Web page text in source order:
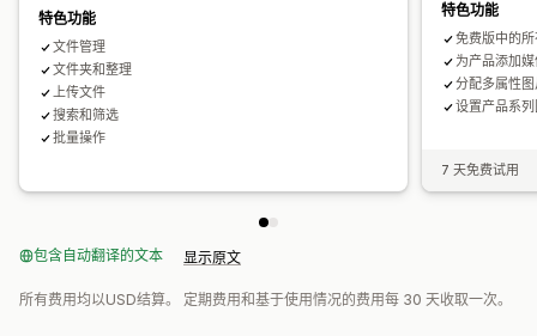
特色功能
文件管理
文件夹和整理
上传文件
搜索和筛选
批量操作
特色功能
免费版中的
为产品添加
分配多属性
设置产品系
7 天免费试用
包含自动翻译的文本 显示原文
所有费用均以USD结算。 定期费用和基于使用情况的费用每 30 天收取一次。